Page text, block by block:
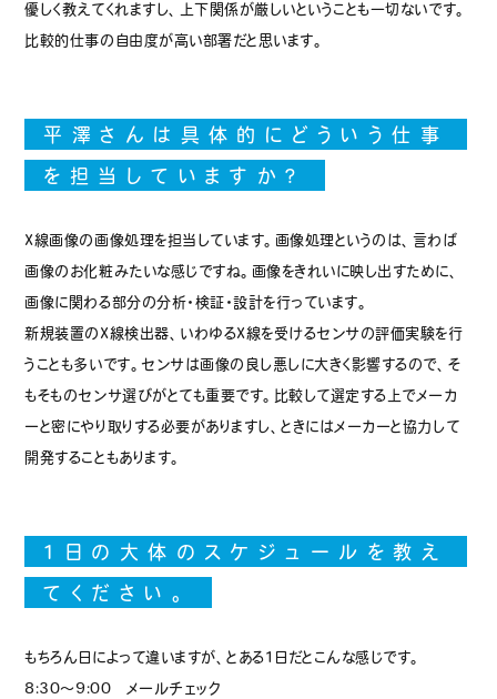
優しく教えてくれますし、上下関係が厳しいということも一切ないです。
比較的仕事の自由度が高い部署だと思います。
平澤さんは具体的にどういう仕事
を担当していますか？
X線画像の画像処理を担当しています。画像処理というのは、言わば
画像のお化粧みたいな感じですね。画像をきれいに映し出すために、
画像に関わる部分の分析・検証・設計を行っています。
新規装置のX線検出器、いわゆるX線を受けるセンサの評価実験を行
うことも多いです。センサは画像の良し悪しに大きく影響するので、そ
もそものセンサ選びがとても重要です。比較して選定する上でメーカ
ーと密にやり取りする必要がありますし、ときにはメーカーと協力して
開発することもあります。
1日の大体のスケジュールを教え
てください。
もちろん日によって違いますが、とある1日だとこんな感じです。
8:30～9:00 メールチェック